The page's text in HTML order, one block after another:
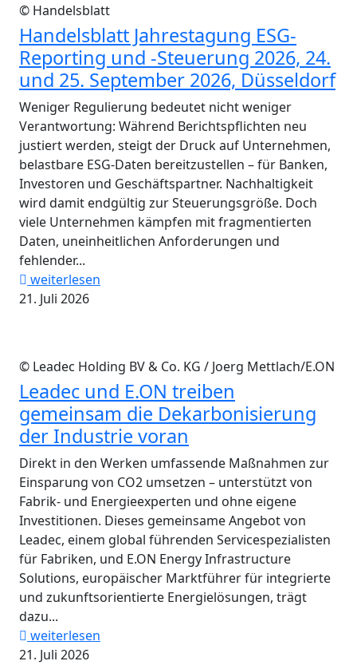
© Handelsblatt
Handelsblatt Jahrestagung ESG-
Reporting und -Steuerung 2026, 24.
und 25. September 2026, Düsseldorf
Weniger Regulierung bedeutet nicht weniger
Verantwortung: Während Berichtspflichten neu
justiert werden, steigt der Druck auf Unternehmen,
belastbare ESG-Daten bereitzustellen – für Banken,
Investoren und Geschäftspartner. Nachhaltigkeit
wird damit endgültig zur Steuerungsgröße. Doch
viele Unternehmen kämpfen mit fragmentierten
Daten, uneinheitlichen Anforderungen und
fehlender...
weiterlesen
21. Juli 2026
© Leadec Holding BV & Co. KG / Joerg Mettlach/E.ON
Leadec und E.ON treiben
gemeinsam die Dekarbonisierung
der Industrie voran
Direkt in den Werken umfassende Maßnahmen zur
Einsparung von CO2 umsetzen – unterstützt von
Fabrik- und Energieexperten und ohne eigene
Investitionen. Dieses gemeinsame Angebot von
Leadec, einem global führenden Servicespezialisten
für Fabriken, und E.ON Energy Infrastructure
Solutions, europäischer Marktführer für integrierte
und zukunftsorientierte Energielösungen, trägt
dazu...
weiterlesen
21. Juli 2026